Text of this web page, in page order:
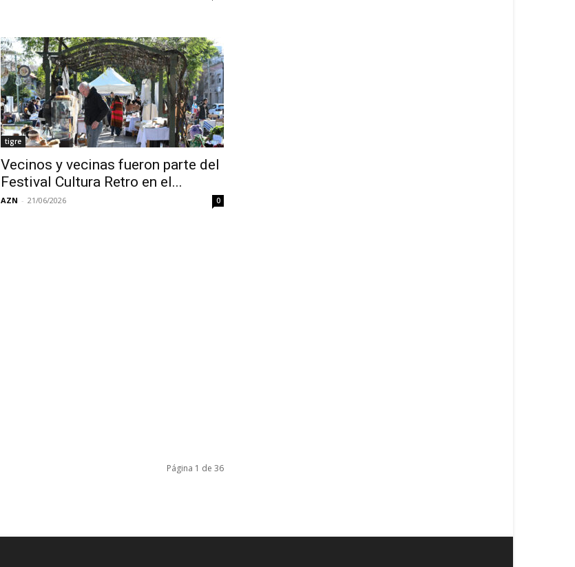
tigre
Vecinos y vecinas fueron parte del
Festival Cultura Retro en el...
AZN - 21/06/2026 0
Página 1 de 36